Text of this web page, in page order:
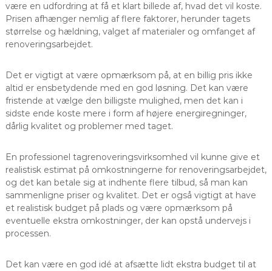
være en udfordring at få et klart billede af, hvad det vil koste.
Prisen afhænger nemlig af flere faktorer, herunder tagets
størrelse og hældning, valget af materialer og omfanget af
renoveringsarbejdet.
Det er vigtigt at være opmærksom på, at en billig pris ikke
altid er ensbetydende med en god løsning. Det kan være
fristende at vælge den billigste mulighed, men det kan i
sidste ende koste mere i form af højere energiregninger,
dårlig kvalitet og problemer med taget.
En professionel tagrenoveringsvirksomhed vil kunne give et
realistisk estimat på omkostningerne for renoveringsarbejdet,
og det kan betale sig at indhente flere tilbud, så man kan
sammenligne priser og kvalitet. Det er også vigtigt at have
et realistisk budget på plads og være opmærksom på
eventuelle ekstra omkostninger, der kan opstå undervejs i
processen.
Det kan være en god idé at afsætte lidt ekstra budget til at